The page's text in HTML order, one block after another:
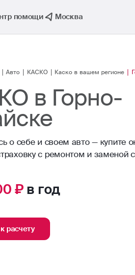
помощи Москва
Авто КАСКО Каско в вашем регионе
в Горно-
о себе и своем авто — купите
с ремонтом и заменой
₽в год
расчету